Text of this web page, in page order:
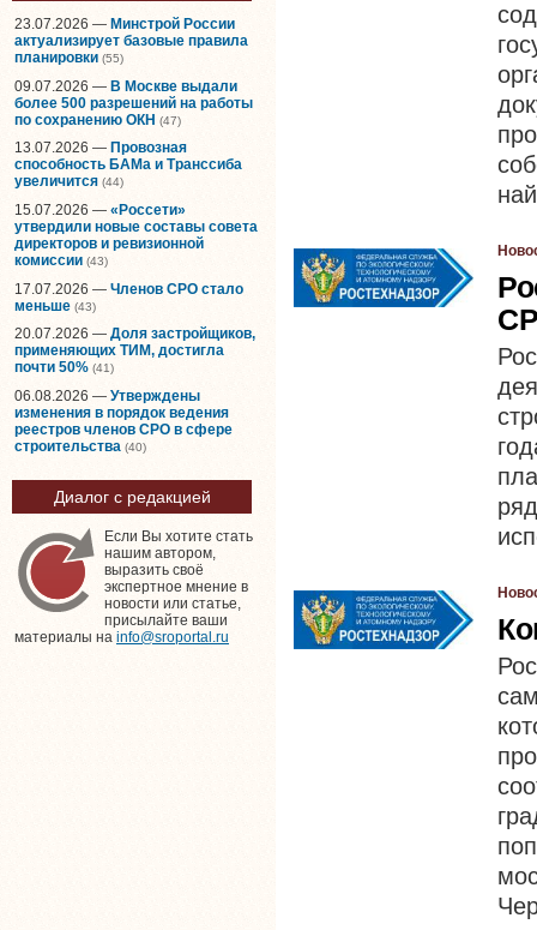
23.07.2026 — Минстрой России
актуализирует базовые правила
планировки (55)
09.07.2026 — В Москве выдали
более 500 разрешений на работы
по сохранению ОКН (47)
13.07.2026 — Провозная
способность БАМа и Транссиба
увеличится (44)
15.07.2026 — «Россети»
утвердили новые составы совета
директоров и ревизионной
комиссии (43)
17.07.2026 — Членов СРО стало
меньше (43)
20.07.2026 — Доля застройщиков,
применяющих ТИМ, достигла
почти 50% (41)
06.08.2026 — Утверждены
изменения в порядок ведения
реестров членов СРО в сфере
строительства (40)
Диалог с редакцией
Если Вы хотите стать
нашим автором,
выразить своё
экспертное мнение в
новости или статье,
присылайте ваши
материалы на info@sroportal.ru